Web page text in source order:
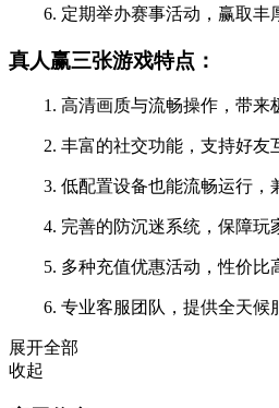
6. 定期举办赛事活动，赢取丰
真人赢三张游戏特点：
1. 高清画质与流畅操作，带来
2. 丰富的社交功能，支持好友
3. 低配置设备也能流畅运行，
4. 完善的防沉迷系统，保障玩
5. 多种充值优惠活动，性价比
6. 专业客服团队，提供全天候
展开全部
收起